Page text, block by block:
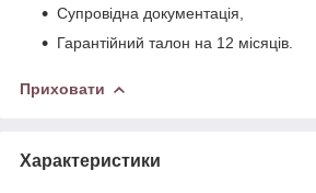
Супровідна документація,
Гарантійний талон на 12 місяців.
Приховати
Характеристики